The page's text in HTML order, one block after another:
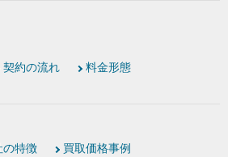
契約の流れ
料金形態
の特徴
買取価格事例